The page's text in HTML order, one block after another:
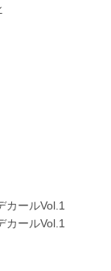
カールVol.1
カールVol.1